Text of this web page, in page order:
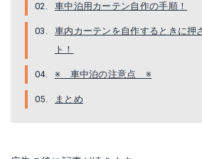
車中泊用カーテン自作の手順！
車内カーテンを自作するときに押
ト！
※ 車中泊の注意点 ※
まとめ